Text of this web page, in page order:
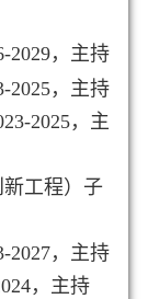
2029，主持
2025，主持
2025，主
工程）子
2027，主持
，主持